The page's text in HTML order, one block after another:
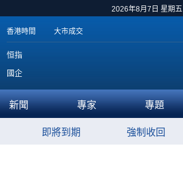
2026年8月7日 星期五
香港時間 大市成交
恒指
國企
新聞 專家 專題
即將到期 強制收回